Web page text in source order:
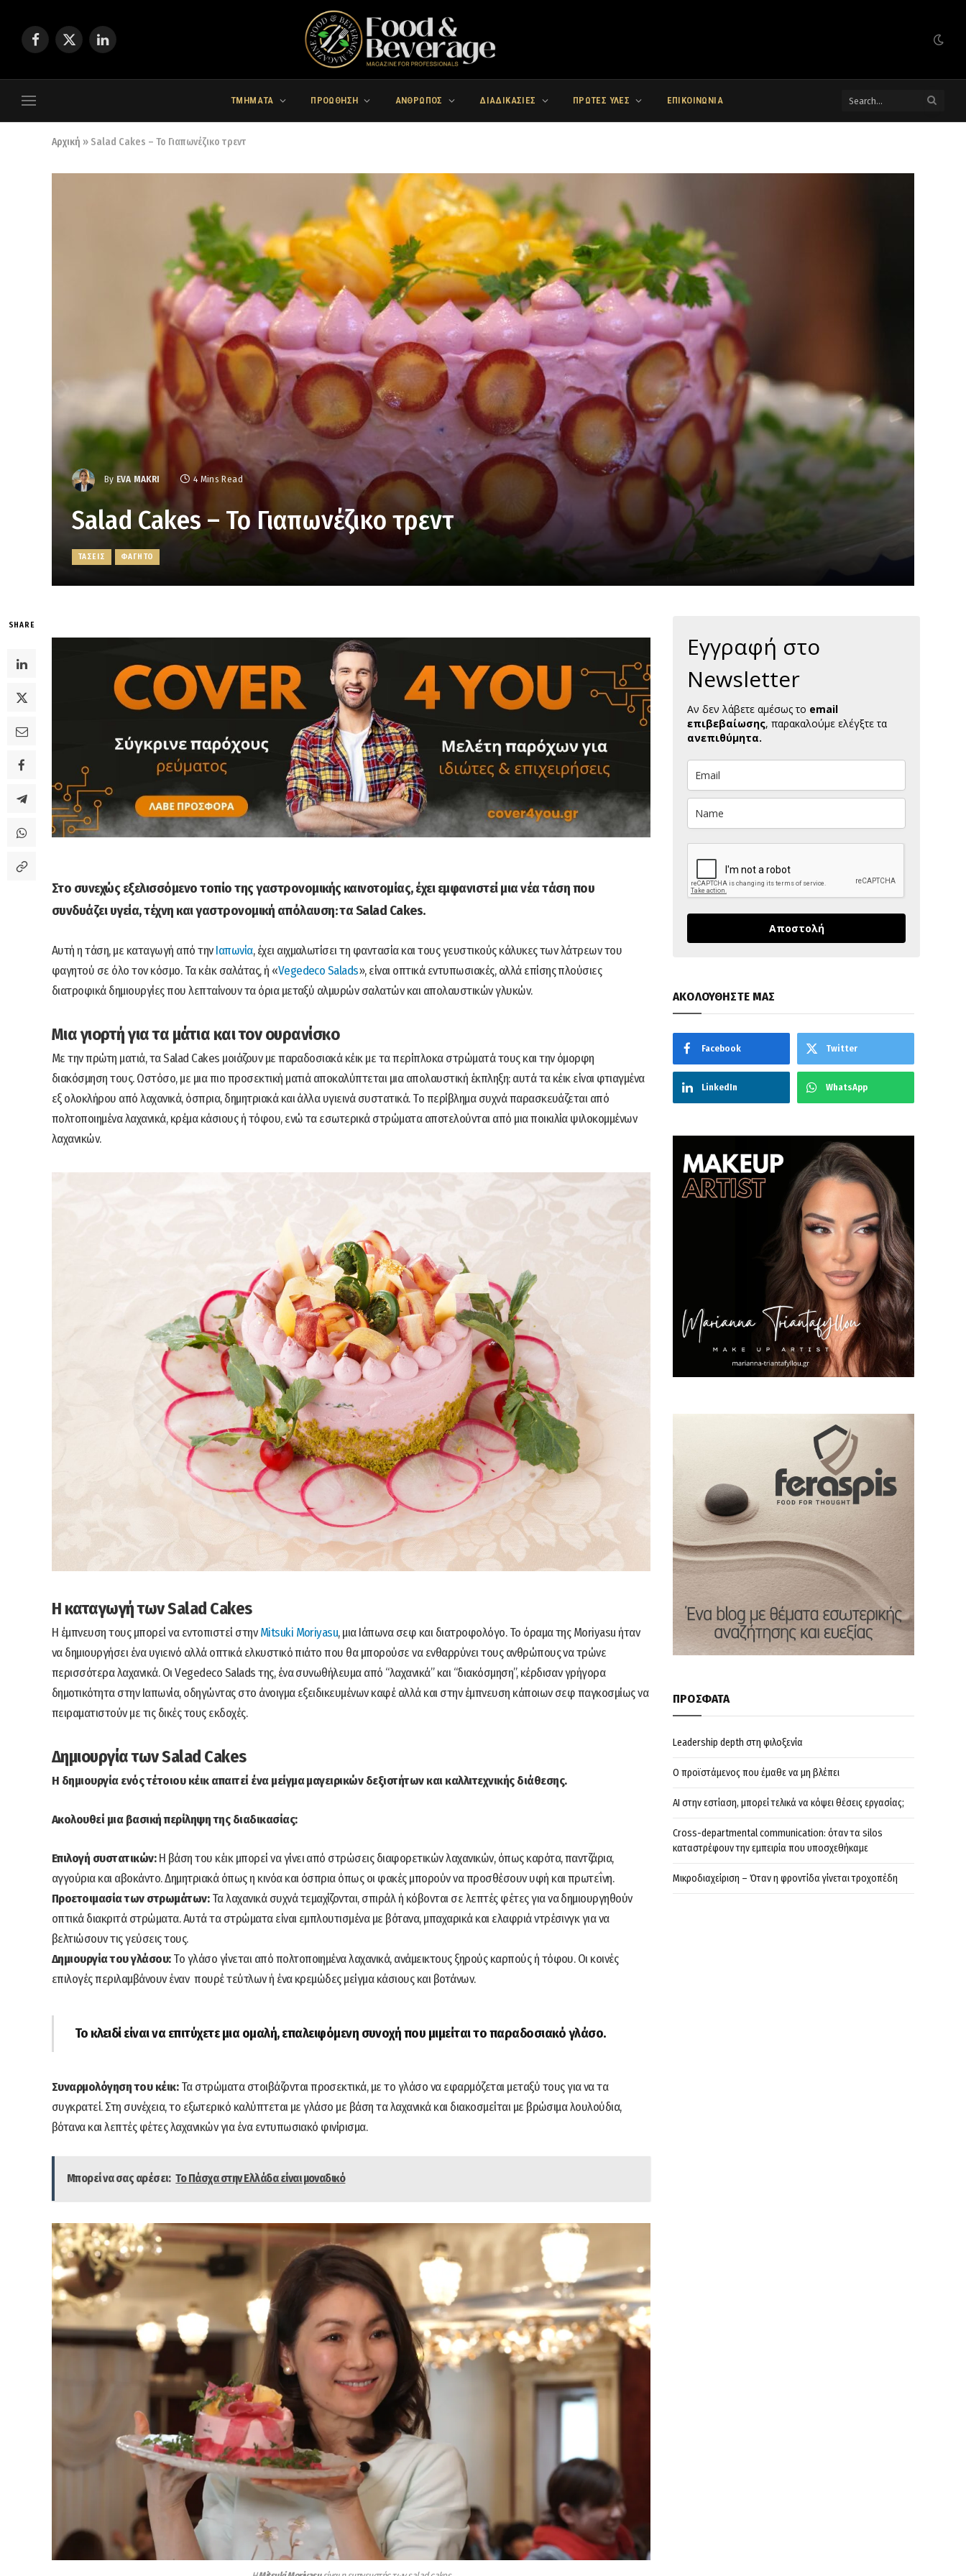
Facebook
X
LinkedIn
ΤΜΗΜΑΤΑ ΠΡΟΩΘΗΣΗ ΑΝΘΡΩΠΟΣ ΔΙΑΔΙΚΑΣΙΕΣ ΠΡΩΤΕΣ ΥΛΕΣ ΕΠΙΚΟΙΝΩΝΙΑ
Αρχική » Salad Cakes – Το Γιαπωνέζικο τρεντ
By EVA MAKRI 4 Mins Read
Salad Cakes – Το Γιαπωνέζικο τρεντ
ΤΑΣΕΙΣ ΦΑΓΗΤΟ
SHARE
Στο συνεχώς εξελισσόμενο τοπίο της γαστρονομικής καινοτομίας, έχει εμφανιστεί μια νέα τάση που
συνδυάζει υγεία, τέχνη και γαστρονομική απόλαυση: τα Salad Cakes.
Αυτή η τάση, με καταγωγή από τηνΙαπωνία, έχει αιχμαλωτίσει τη φαντασία και τους γευστικούς κάλυκες των λάτρεων του
φαγητού σε όλο τον κόσμο. Τα κέικ σαλάτας, ή «Vegedeco Salads», είναι οπτικά εντυπωσιακές, αλλά επίσης πλούσιες
διατροφικά δημιουργίες που λεπταίνουν τα όρια μεταξύ αλμυρών σαλατών και απολαυστικών γλυκών.
Μια γιορτή για τα μάτια και τον ουρανίσκο
Με την πρώτη ματιά, τα Salad Cakes μοιάζουν με παραδοσιακά κέικ με τα περίπλοκα στρώματά τους και την όμορφη
διακόσμηση τους. Ωστόσο, με μια πιο προσεκτική ματιά αποκαλύπτεται μια απολαυστική έκπληξη: αυτά τα κέικ είναι φτιαγμένα
εξ ολοκλήρου από λαχανικά, όσπρια, δημητριακά και άλλα υγιεινά συστατικά. Το περίβλημα συχνά παρασκευάζεται από
πολτοποιημένα λαχανικά, κρέμα κάσιους ή τόφου, ενώ τα εσωτερικά στρώματα αποτελούνται από μια ποικιλία ψιλοκομμένων
λαχανικών.
Η καταγωγή των Salad Cakes
Η έμπνευση τους μπορεί να εντοπιστεί στηνMitsuki Moriyasu, μια Ιάπωνα σεφ και διατροφολόγο. Το όραμα της Moriyasu ήταν
να δημιουργήσει ένα υγιεινό αλλά οπτικά ελκυστικό πιάτο που θα μπορούσε να ενθαρρύνει τους ανθρώπους να τρώνε
περισσότερα λαχανικά. Οι Vegedeco Salads της, ένα συνωθήλευμα από “λαχανικά” και “διακόσμηση”, κέρδισαν γρήγορα
δημοτικότητα στην Ιαπωνία, οδηγώντας στο άνοιγμα εξειδικευμένων καφέ αλλά και στην έμπνευση κάποιων σεφ παγκοσμίως να
πειραματιστούν με τις δικές τους εκδοχές.
Δημιουργία των Salad Cakes
Η δημιουργία ενός τέτοιου κέικ απαιτεί ένα μείγμα μαγειρικών δεξιοτήτων και καλλιτεχνικής διάθεσης.
Ακολουθεί μια βασική περίληψη της διαδικασίας:
Επιλογή συστατικών:Η βάση του κέικ μπορεί να γίνει από στρώσεις διαφορετικών λαχανικών, όπως καρότα, παντζάρια,
αγγούρια και αβοκάντο. Δημητριακά όπως η κινόα και όσπρια όπως οι φακές μπορούν να προσθέσουν υφή και πρωτεΐνη.
Προετοιμασία των στρωμάτων:Τα λαχανικά συχνά τεμαχίζονται, σπιράλ ή κόβονται σε λεπτές φέτες για να δημιουργηθούν
οπτικά διακριτά στρώματα. Αυτά τα στρώματα είναι εμπλουτισμένα με βότανα, μπαχαρικά και ελαφριά ντρέσινγκ για να
βελτιώσουν τις γεύσεις τους.
Δημιουργία του γλάσου:Το γλάσο γίνεται από πολτοποιημένα λαχανικά, ανάμεικτους ξηρούς καρπούς ή τόφου. Οι κοινές
επιλογές περιλαμβάνουν έναν πουρέ τεύτλων ή ένα κρεμώδες μείγμα κάσιους και βοτάνων.
Το κλειδί είναι να επιτύχετε μια ομαλή, επαλειφόμενη συνοχή που μιμείται το παραδοσιακό γλάσο.
Συναρμολόγηση του κέικ:Τα στρώματα στοιβάζονται προσεκτικά, με το γλάσο να εφαρμόζεται μεταξύ τους για να τα
συγκρατεί. Στη συνέχεια, το εξωτερικό καλύπτεται με γλάσο με βάση τα λαχανικά και διακοσμείται με βρώσιμα λουλούδια,
βότανα και λεπτές φέτες λαχανικών για ένα εντυπωσιακό φινίρισμα.
Μπορεί να σας αρέσει: Το Πάσχα στην Ελλάδα είναι μοναδικό
Εγγραφή στο
Newsletter
Αν δεν λάβετε αμέσως το email
επιβεβαίωσης, παρακαλούμε ελέγξτε τα
ανεπιθύμητα.
Αποστολή
ΑΚΟΛΟΥΘΗΣΤΕ ΜΑΣ
Facebook Twitter
LinkedIn WhatsApp
ΠΡΟΣΦΑΤΑ
Leadership depth στη φιλοξενία
Ο προϊστάμενος που έμαθε να μη βλέπει
AI στην εστίαση, μπορεί τελικά να κόψει θέσεις εργασίας;
Cross-departmental communication: όταν τα silos
καταστρέφουν την εμπειρία που υποσχεθήκαμε
Μικροδιαχείριση – Όταν η φροντίδα γίνεται τροχοπέδη